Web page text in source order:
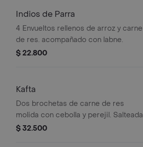
Indios de Parra
4 Envueltos rellenos de arroz y carne
de res. acompañado con labne.
$ 22.800
Kafta
Dos brochetas de carne de res
molida con cebolla y perejil. Salteada
en mantequilla y limón. Acompañado
$ 32.500